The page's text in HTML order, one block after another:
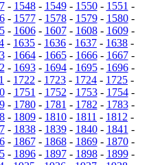
- 1548- 1549- 1550- 1551 -
- 1577- 1578- 1579- 1580-
- 1606- 1607- 1608- 1609-
- 1635 - 1636 - 1637 - 1638 -
- 1664- 1665- 1666- 1667-
- 1693- 1694- 1695- 1696-
- 1722 - 1723 - 1724 - 1725 -
- 1751 - 1752 - 1753- 1754-
- 1780- 1781 - 1782 - 1783-
- 1809 - 1810 - 1811 - 1812 -
- 1838- 1839- 1840- 1841 -
- 1867- 1868- 1869- 1870-
- 1896- 1897- 1898- 1899-